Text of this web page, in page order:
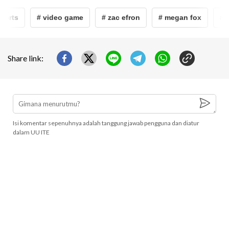
# video game # zac efron # megan fox
Share link:
Isi komentar sepenuhnya adalah tanggung jawab pengguna dan diatur
dalam UU ITE